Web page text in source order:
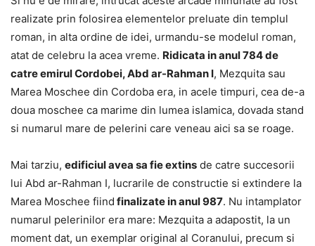
realizate prin folosirea elementelor preluate din templul
roman, in alta ordine de idei, urmandu-se modelul roman,
atat de celebru la acea vreme. Ridicata in anul 784 de
catre emirul Cordobei, Abd ar-Rahman I, Mezquita sau
Marea Moschee din Cordoba era, in acele timpuri, cea de-a
doua moschee ca marime din lumea islamica, dovada stand
si numarul mare de pelerini care veneau aici sa se roage.
Mai tarziu, edificiul avea sa fie extins de catre succesorii
lui Abd ar-Rahman I, lucrarile de constructie si extindere la
Marea Moschee fiind finalizate in anul 987. Nu intamplator
numarul pelerinilor era mare: Mezquita a adapostit, la un
moment dat, un exemplar original al Coranului, precum si